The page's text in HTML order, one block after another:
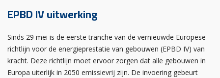
EPBD IV uitwerking
Sinds 29 mei is de eerste tranche van de vernieuwde Europese
richtlijn voor de energieprestatie van gebouwen (EPBD IV) van
kracht. Deze richtlijn moet ervoor zorgen dat alle gebouwen in
Europa uiterlijk in 2050 emissievrij zijn. De invoering gebeurt